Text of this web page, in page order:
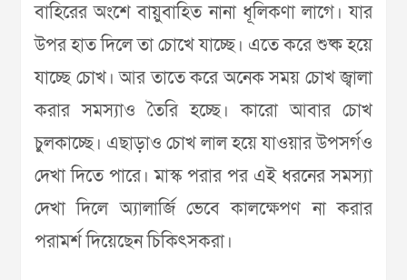
বাহিরের অংশে বায়ুবাহিত নানা ধূলিকণা লাগে। যার
উপর হাত দিলে তা চোখে যাচ্ছে। এতে করে শুষ্ক হয়ে
যাচ্ছে চোখ। আর তাতে করে অনেক সময় চোখ জ্বালা
করার সমস্যাও তৈরি হচ্ছে। কারো আবার চোখ
চুলকাচ্ছে। এছাড়াও চোখ লাল হয়ে যাওয়ার উপসর্গও
দেখা দিতে পারে। মাস্ক পরার পর এই ধরনের সমস্যা
দেখা দিলে অ্যালার্জি ভেবে কালক্ষেপণ না করার
পরামর্শ দিয়েছেন চিকিৎসকরা।